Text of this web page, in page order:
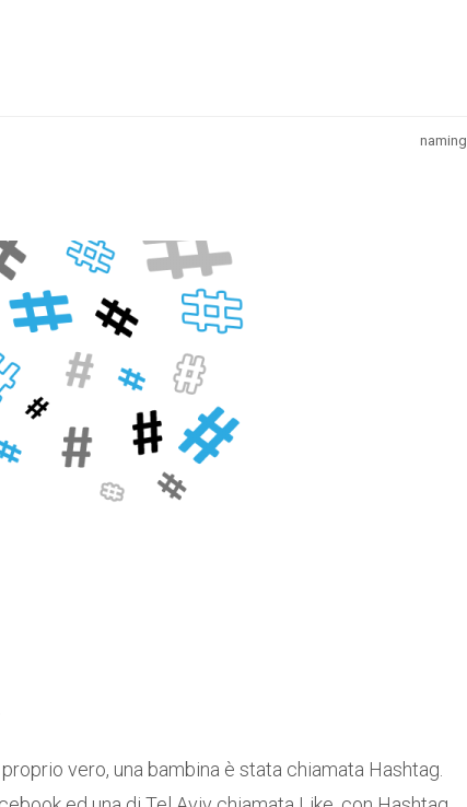
naming
vero, una bambina è stata chiamata Hashtag.